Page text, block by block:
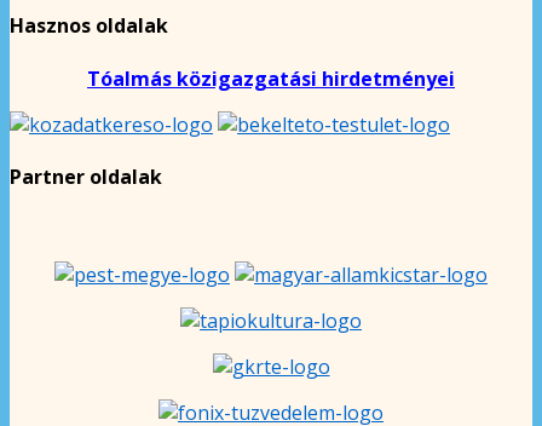
Hasznos oldalak
Tóalmás közigazgatási hirdetményei
Partner oldalak